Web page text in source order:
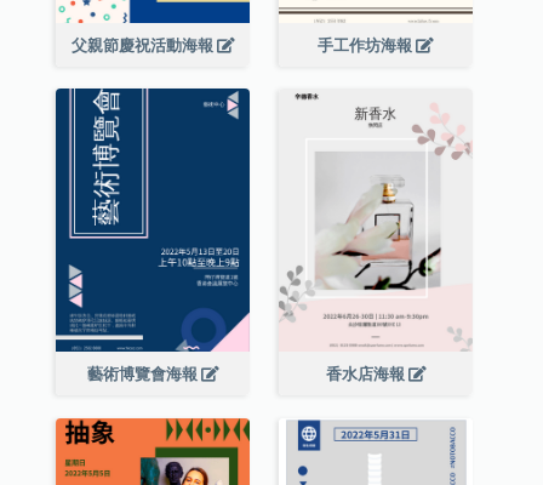
父親節慶祝活動海報 手工作坊海報
藝術博覽會海報 香水店海報